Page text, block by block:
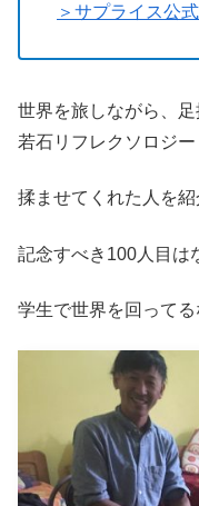
＞サプライス公
世界を旅しながら、足
若石リフレクソロジー
揉ませてくれた人を紹
記念すべき100人目は
学生で世界を回って